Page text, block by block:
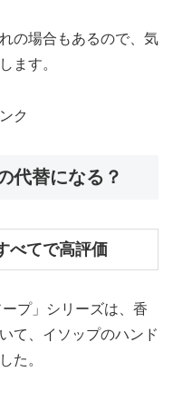
の場合もあるので、気
ます。
ク
代替になる？
べてで高評価
プ」シリーズは、香
て、イソップのハンド
た。